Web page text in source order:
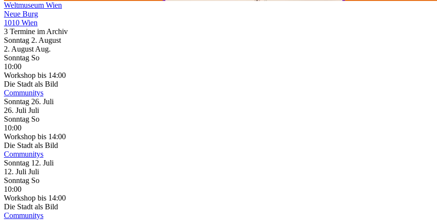
Weltmuseum Wien
Neue Burg
1010 Wien
3 Termine im Archiv
Sonntag 2. August
2. August Aug.
Sonntag So
10:00
Workshop bis 14:00
Die Stadt als Bild
Communitys
Sonntag 26. Juli
26. Juli Juli
Sonntag So
10:00
Workshop bis 14:00
Die Stadt als Bild
Communitys
Sonntag 12. Juli
12. Juli Juli
Sonntag So
10:00
Workshop bis 14:00
Die Stadt als Bild
Communitys